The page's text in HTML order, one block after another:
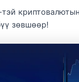
зөвшөөр!